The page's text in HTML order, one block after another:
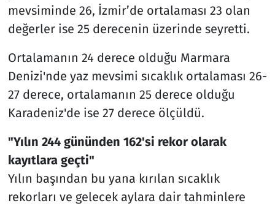
mevsiminde 26, İzmir’de ortalaması 23 olan
değerler ise 25 derecenin üzerinde seyretti.
Ortalamanın 24 derece olduğu Marmara
Denizi'nde yaz mevsimi sıcaklık ortalaması 26-
27 derece, ortalamanın 25 derece olduğu
Karadeniz'de ise 27 derece ölçüldü.
"Yılın 244 gününden 162'si rekor olarak
kayıtlara geçti"
Yılın başından bu yana kırılan sıcaklık
rekorları ve gelecek aylara dair tahminlere